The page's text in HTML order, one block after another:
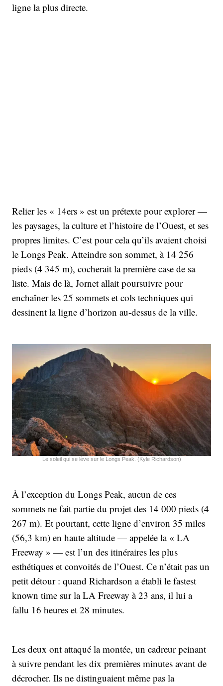
ligne la plus directe.
Relier les « 14ers » est un prétexte pour explorer —
les paysages, la culture et l’histoire de l’Ouest, et ses
propres limites. C’est pour cela qu’ils avaient choisi
le Longs Peak. Atteindre son sommet, à 14 256
pieds (4 345 m), cocherait la première case de sa
liste. Mais de là, Jornet allait poursuivre pour
enchaîner les 25 sommets et cols techniques qui
dessinent la ligne d’horizon au-dessus de la ville.
Le soleil qui se lève sur le Longs Peak. (Kyle Richardson)
À l’exception du Longs Peak, aucun de ces
sommets ne fait partie du projet des 14 000 pieds (4
267 m). Et pourtant, cette ligne d’environ 35 miles
(56,3 km) en haute altitude — appelée la « LA
Freeway » — est l’un des itinéraires les plus
esthétiques et convoités de l’Ouest. Ce n’était pas un
petit détour : quand Richardson a établi le fastest
known time sur la LA Freeway à 23 ans, il lui a
fallu 16 heures et 28 minutes.
Les deux ont attaqué la montée, un cadreur peinant
à suivre pendant les dix premières minutes avant de
décrocher. Ils ne distinguaient même pas la